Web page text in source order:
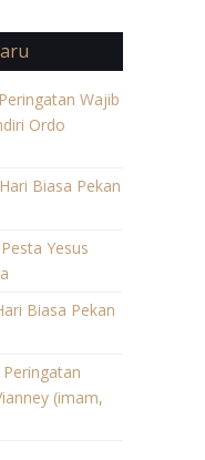
Wajib
Ordo
Biasa Pekan
Yesus
Biasa Pekan
(imam,